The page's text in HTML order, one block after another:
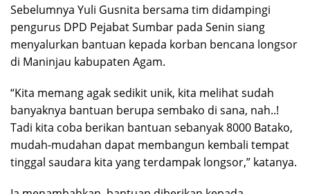
Sebelumnya Yuli Gusnita bersama tim didampingi
pengurus DPD Pejabat Sumbar pada Senin siang
menyalurkan bantuan kepada korban bencana longsor
di Maninjau kabupaten Agam.
“Kita memang agak sedikit unik, kita melihat sudah
banyaknya bantuan berupa sembako di sana, nah..!
Tadi kita coba berikan bantuan sebanyak 8000 Batako,
mudah-mudahan dapat membangun kembali tempat
tinggal saudara kita yang terdampak longsor,” katanya.